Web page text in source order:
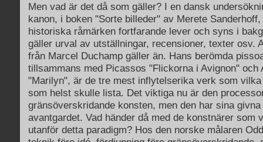
Men vad är det då som gäller? I en dansk
kanon, i boken "Sorte billeder" av Merete
historiska råmärken fortfarande lever och syns i
gäller urval av utställningar, recensioner, texter osv.
från Marcel Duchamp gäller än. Hans berömda
tillsammans med Picassos "Flickorna i Avignon" och
"Marilyn", är de tre mest inflytelserika verk som
som helst skulle lista. Det viktiga nu är den
gränsöverskridande konsten, men den har sina
avantgardet. Vad händer då med de konstnärer som
utanför detta paradigm? Hos den norske målaren